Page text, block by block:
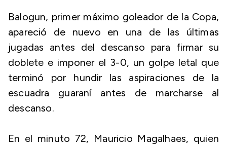
Balogun, primer máximo goleador de la Copa,
apareció de nuevo en una de las últimas
jugadas antes del descanso para firmar su
doblete e imponer el 3-0, un golpe letal que
terminó por hundir las aspiraciones de la
escuadra guaraní antes de marcharse al
descanso.
En el minuto 72, Mauricio Magalhaes, quien